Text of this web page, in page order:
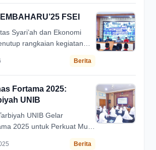
FSEI
Syari’ah dan Ekonomi
rangkaian kegiatan
yang diselenggarakan di
As’ad, pada Sabtu (21/01)
Berita
Fortama 2025:
UNIB
UNIB Gelar
2025 untuk Perkuat Mutu
Berita